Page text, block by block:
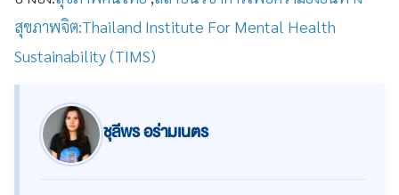
สุขภาพจิต:Thailand Institute For Mental Health
Sustainability (TIMS)
ชุลีพร อร่ามเนตร